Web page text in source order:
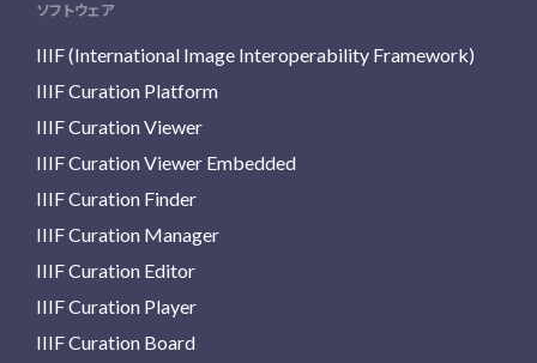
ソフトウェア
IIIF (International Image Interoperability Framework)
IIIF Curation Platform
IIIF Curation Viewer
IIIF Curation Viewer Embedded
IIIF Curation Finder
IIIF Curation Manager
IIIF Curation Editor
IIIF Curation Player
IIIF Curation Board